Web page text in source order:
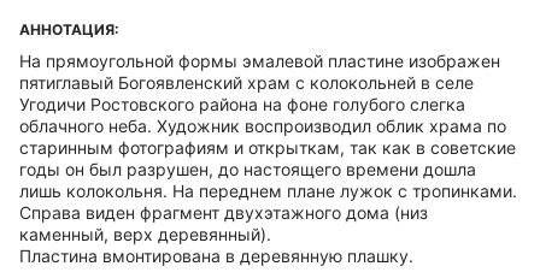
АННОТАЦИЯ:
На прямоугольной формы эмалевой пластине изображен
пятиглавый Богоявленский храм с колокольней в селе
Угодичи Ростовского района на фоне голубого слегка
облачного неба. Художник воспроизводил облик храма по
старинным фотографиям и открыткам, так как в советские
годы он был разрушен, до настоящего времени дошла
лишь колокольня. На переднем плане лужок с тропинками.
Справа виден фрагмент двухэтажного дома (низ
каменный, верх деревянный).
Пластина вмонтирована в деревянную плашку.